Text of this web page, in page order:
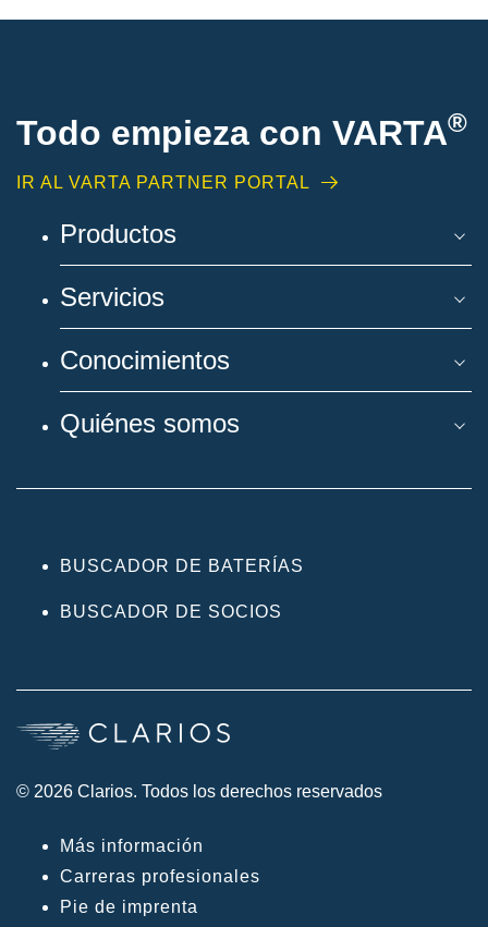
Todo empieza con VARTA®
IR AL VARTA PARTNER PORTAL
Productos
Servicios
Conocimientos
Quiénes somos
BUSCADOR DE BATERÍAS
BUSCADOR DE SOCIOS
© 2026 Clarios. Todos los derechos reservados
Más información
Carreras profesionales
Pie de imprenta